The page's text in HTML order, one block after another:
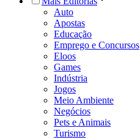
Auto
Apostas
Educação
Emprego e Concursos
Eloos
Games
Indústria
Jogos
Meio Ambiente
Negócios
Pets e Animais
Turismo